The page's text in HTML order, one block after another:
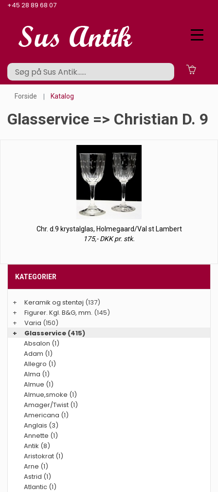
+45 28 89 68 07
Forside Katalog
Glasservice => Christian D. 9
Chr. d.9 krystalglas, Holmegaard/Val st Lambert
175,- DKK pr. stk.
KATEGORIER
+ Keramik og stentøj (137)
+
Figurer. Kgl. B&G, mm. (145)
+
Varia (150)
+
Glasservice (415)
Absalon (1)
Adam (1)
Allegro (1)
Alma (1)
Almue (1)
Almue,smoke (1)
Amager/Twist (1)
Americana (1)
Anglais (3)
Annette (1)
Antik (8)
Aristokrat (1)
Arne (1)
Astrid (1)
Atlantic (1)